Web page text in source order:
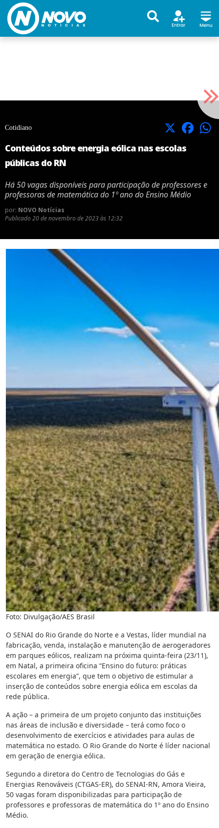
Cotidiano X Facebook
Conteúdos sobre energia eólica nas escolas
públicas do RN
Há 50 vagas disponíveis para participação de professores e
professoras de matemática do 1º ano do Ensino Médio
por: NOVO Notícias
Publicado 20 de novembro de 2023 às 12:32
Foto: Divulgação/AES Brasil
O SENAI do Rio Grande do Norte e a Vestas, líder mundial na
fabricação, venda, instalação e manutenção de aerogeradores
em parques eólicos, realizam na próxima quinta-feira (23/11),
em Natal, a primeira oficina “Ensino do futuro: práticas
escolares em energia”, que tem o objetivo de estimular a
inserção de conteúdos sobre energia eólica em escolas da
rede pública.
A ação – a primeira de um projeto conjunto das instituições
nas áreas de inclusão e diversidade – terá como foco o
desenvolvimento de exercícios e atividades para aulas de
matemática no estado. O Rio Grande do Norte é líder nacional
em geração de energia eólica.
Segundo a diretora do Centro de Tecnologias do Gás e
Energias Renováveis (CTGAS-ER), do SENAI-RN, Amora Vieira,
50 vagas foram disponibilizadas para participação de
professores e professoras de matemática do 1º ano do Ensino
Médio.